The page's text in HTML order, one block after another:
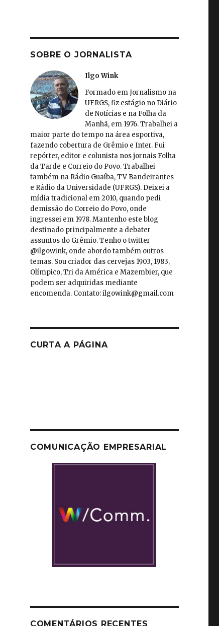
SOBRE O JORNALISTA
Ilgo Wink
Formado em Jornalismo na
UFRGS, fiz estágio no Diário
de Notícias e na Folha da
Manhã, em 1976. Trabalhei a
maior parte do tempo na área esportiva,
fazendo cobertura de Grêmio e Inter. Fui
repórter, editor e colunista nos jornais Folha
da Tarde e Correio do Povo. Trabalhei
também na Rádio Guaíba, TV Bandeirantes
e Rádio da Universidade (UFRGS). Deixei a
mídia tradicional em 2010, quando pedi
demissão do Correio do Povo, onde
ingressei em 1978. Mantenho este blog
destinado principalmente a debater
assuntos do Grêmio. Tenho o twitter
@ilgowink, onde abordo também outros
temas. Sou criador das cervejas 1903, 1983,
Olímpico, Tri da América e Mazembier, que
podem ser adquiridas mediante
encomenda. Contato: ilgowink@gmail.com
CURTA A PÁGINA
COMUNICAÇÃO EMPRESARIAL
COMENTÁRIOS RECENTES